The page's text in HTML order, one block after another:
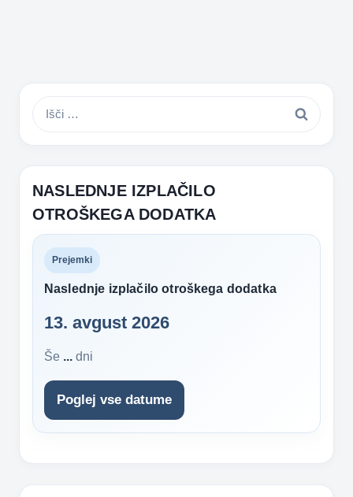
Išči:
NASLEDNJE IZPLAČILO
OTROŠKEGA DODATKA
Prejemki
Naslednje izplačilo otroškega dodatka
13. avgust 2026
Še ... dni
Poglej vse datume